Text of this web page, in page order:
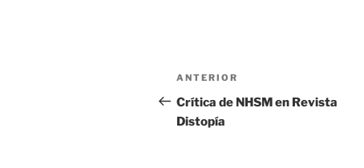
Navegación
de
entradas
Entrada
anterior:
ANTERIOR
Crítica de NHSM en Revista
Distopía